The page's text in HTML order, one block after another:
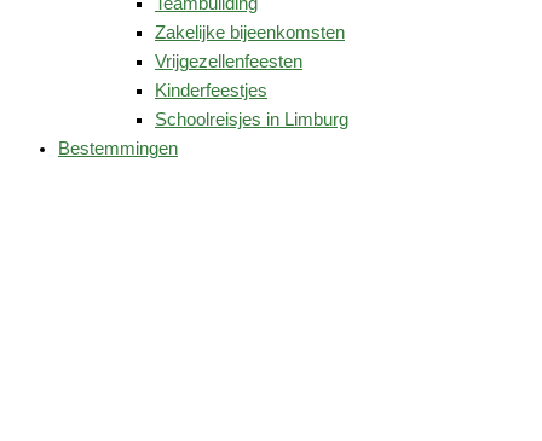
Zakelijke bijeenkomsten
Vrijgezellenfeesten
Kinderfeestjes
Schoolreisjes in Limburg
Bestemmingen